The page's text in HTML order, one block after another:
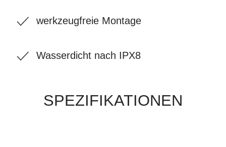
werkzeugfreie Montage
Wasserdicht nach IPX8
SPEZIFIKATIONEN